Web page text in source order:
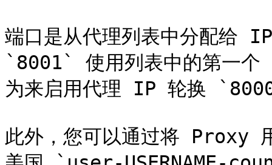
端口是从代理列表中分配给
`8001` 使用列表中的第一个
为来启用代理 IP 轮换
此外，您可以通过将 Proxy